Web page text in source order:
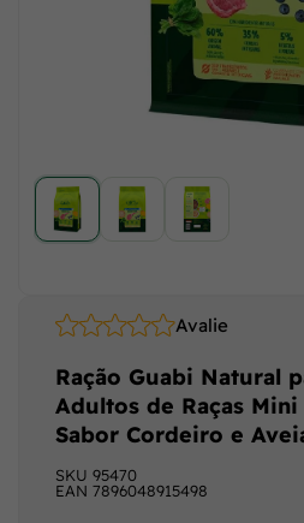
Avalie
SKU 95470
EAN 7896048915498
Ração Guabi Natural
Adultos de Raças Mini
Sabor Cordeiro e